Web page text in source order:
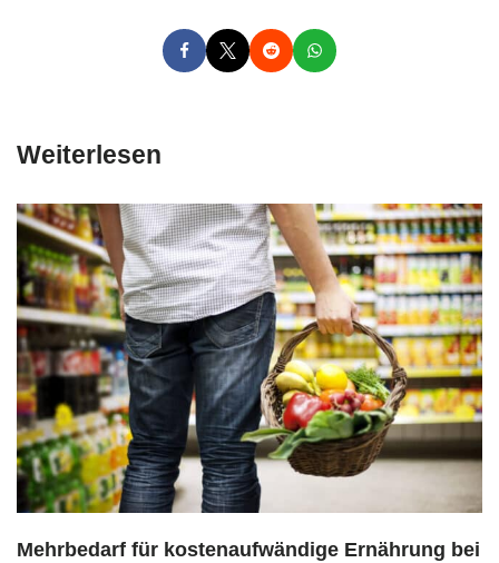
Weiterlesen
Mehrbedarf für kostenaufwändige Ernährung bei